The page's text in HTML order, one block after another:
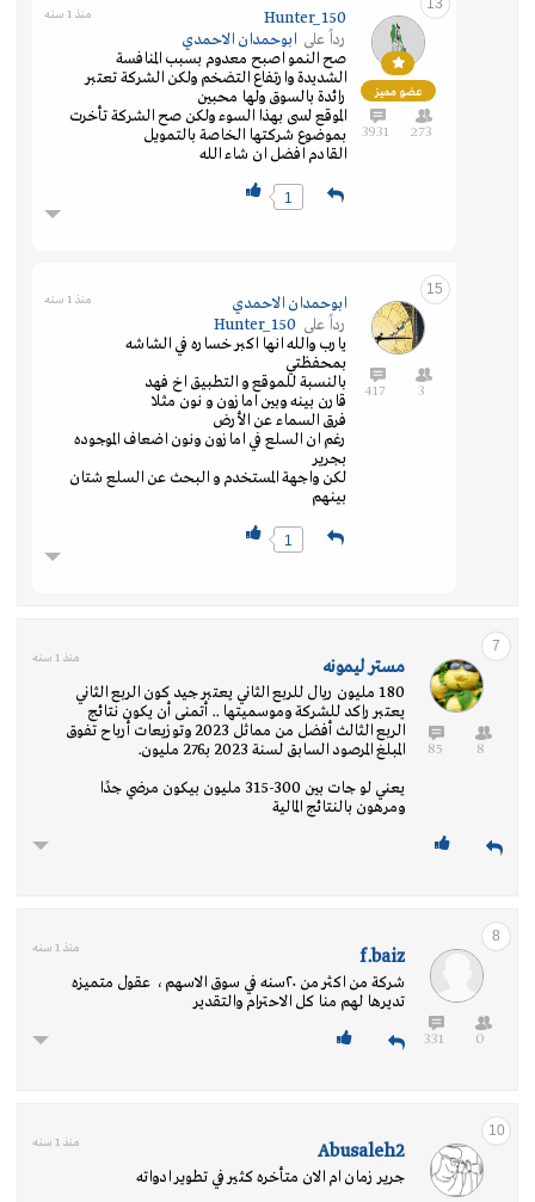
عضو مميز
273
3931
Hunter_150 منذ 1 سنه
رداً على ابوحمدان الاحمدي
صح النمو اصبح معدوم بسبب المنافسة
الشديدة وارتفاع التضخم ولكن الشركة تعتبر
رائدة بالسوق ولها محبين
الموقع لسى بهذا السوء ولكن صح الشركة تأخرت
بموضوع شركتها الخاصة بالتمويل
القادم افضل ان شاء الله
1
15
3
417
ابوحمدان الاحمدي منذ 1 سنه
رداً على
يارب والله انها اكبر خساره في الشاشه
بمحفظتي
بالنسبة للموقع و التطبيق اخ فهد
قارن بينه وبين امازون و نون مثلا
فرق السماء عن الأرض
رغم ان السلع في امازون ونون اضعاف الموجوده
بجرير
لكن واجهة المستخدم و البحث عن السلع شتان
بينهم
1
7
8
85
مستر ليمونه منذ 1 سنه
180 مليون ريال للربع الثاني يعتبر جيد كون الربع الثاني
يعتبر راكد للشركة وموسميتها .. أتمنى أن يكون نتائج
الربع الثالث أفضل من مماثل 2023 وتوزيعات أرباح تفوق
المبلغ المرصود السابق لسنة 2023 بـ276 مليون.
يعني لو جات بين 300-315 مليون بيكون مرضي جدًا
ومرهون بالنتائج المالية
8
0
331
f.baiz منذ 1 سنه
شركة من اكثر من ٢٠سنه في سوق الاسهم ، عقول متميزه
تديرها لهم منا كل الاحترام والتقدير
10
Abusaleh2 منذ 1 سنه
جرير زمان ام الان متأخره كثير في تطوير ادواته